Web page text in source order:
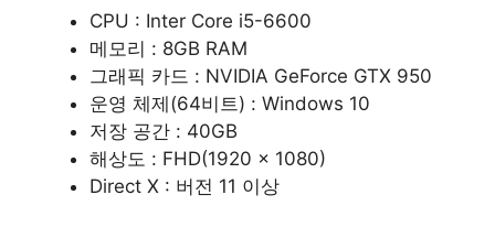
CPU : Inter Core i5-6600
메모리 : 8GB RAM
그래픽 카드 : NVIDIA GeForce GTX 950
운영 체제(64비트) : Windows 10
저장 공간 : 40GB
해상도 : FHD(1920 x 1080)
Direct X : 버전 11 이상